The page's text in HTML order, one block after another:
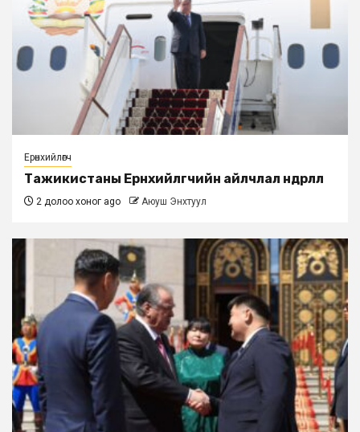
Ерөнхийлөгч
Тажикистаны Ерөнхийлөгчийн айлчлал өндөрлөлөө
2 долоо хоног ago Аюуш Энхтуул